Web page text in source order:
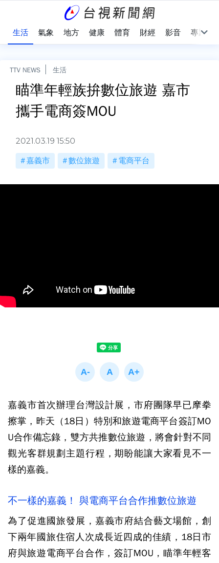
生活 氣象 地方 健康 體育 財經 影音 專題
TTV NEWS 生活
瞄準年輕族拚數位旅遊 嘉市
攜手電商簽MOU
2021.03.19 15:50
嘉義市 數位旅遊 電商平台
嘉義市首次辦理台灣設計展，市府團隊早已摩拳
擦掌，昨天（18日）特別和旅遊電商平台簽訂MO
U合作備忘錄，雙方共推數位旅遊，將會針對不同
觀光客群規劃主題行程，期盼能讓大家看見不一
樣的嘉義。
不一樣的嘉義！ 與電商平台合作推數位旅遊
為了促進國旅發展，嘉義市府結合藝文場館，創
下兩年國旅住宿人次成長近四成的佳績，18日市
府與旅遊電商平台合作，簽訂MOU，瞄準年輕客